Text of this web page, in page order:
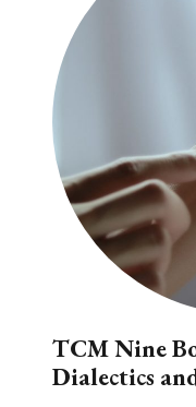
TCM Nine
Dialectics